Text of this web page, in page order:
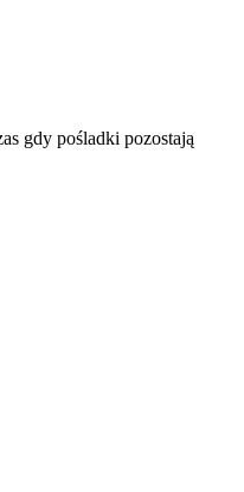
gdy pośladki pozostają